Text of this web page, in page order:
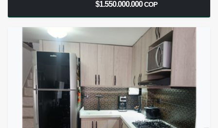
$1.550.000.000COP